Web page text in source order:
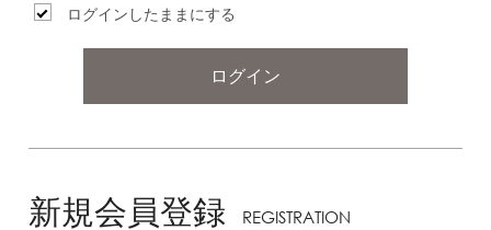
ログインしたままにする
ログイン
新規会員登録 REGISTRATION